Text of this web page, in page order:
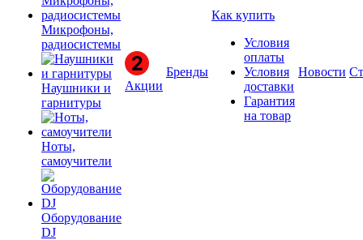
Микрофоны,
радиосистемы
Наушники и
гарнитуры
Ноты,
самоучители
Оборудование
DJ
Акции
Бренды
Как купить
Условия
оплаты
Условия
доставки
Гарантия
на товар
Новости